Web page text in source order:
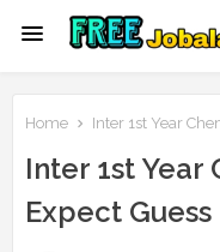
Home Inter 1st Year
Inter 1st Year
Expect